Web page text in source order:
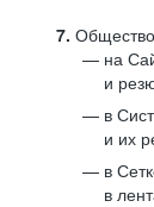
7.
на
и
в
и их
в
в